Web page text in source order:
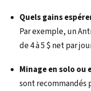
Quels gains
Par exemple, un
de 4 à 5 $ net par
Minage en solo ou
sont recommandés